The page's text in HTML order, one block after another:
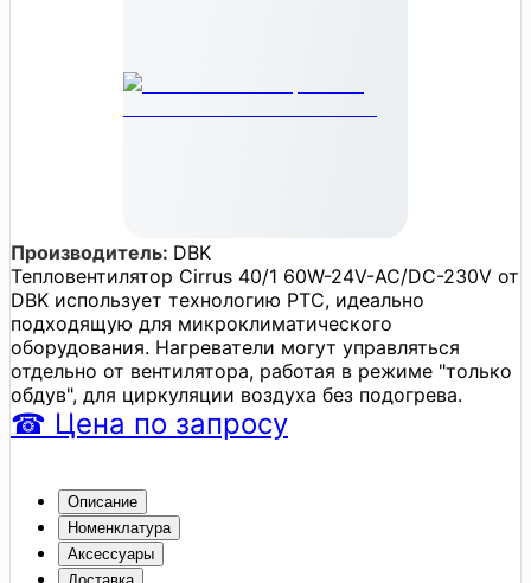
Производитель: DBK
Тепловентилятор Cirrus 40/1 60W-24V-AC/DC-230V от
DBK использует технологию PTC, идеально
подходящую для микроклиматического
оборудования. Нагреватели могут управляться
отдельно от вентилятора, работая в режиме "только
обдув", для циркуляции воздуха без подогрева.
☎ Цена по запросу
Описание
Номенклатура
Аксессуары